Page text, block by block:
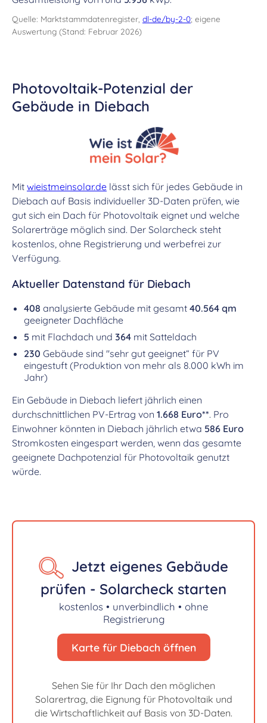
Quelle: Marktstammdatenregister, dl-de/by-2-0; eigene
Auswertung (Stand: Februar 2026)
Photovoltaik-Potenzial der
Gebäude in Diebach
Mit wieistmeinsolar.de lässt sich für jedes Gebäude in
Diebach auf Basis individueller 3D-Daten prüfen, wie
gut sich ein Dach für Photovoltaik eignet und welche
Solarerträge möglich sind. Der Solarcheck steht
kostenlos, ohne Registrierung und werbefrei zur
Verfügung.
Aktueller Datenstand für Diebach
408 analysierte Gebäude mit gesamt 40.564 qm
geeigneter Dachfläche
5 mit Flachdach und 364 mit Satteldach
230 Gebäude sind "sehr gut geeignet“ für PV
eingestuft (Produktion von mehr als 8.000 kWh im
Jahr)
Ein Gebäude in Diebach liefert jährlich einen
durchschnittlichen PV-Ertrag von 1.668 Euro**. Pro
Einwohner könnten in Diebach jährlich etwa 586 Euro
Stromkosten eingespart werden, wenn das gesamte
geeignete Dachpotenzial für Photovoltaik genutzt
würde.
Jetzt eigenes Gebäude
prüfen - Solarcheck starten
kostenlos • unverbindlich • ohne
Registrierung
Karte für Diebach öffnen
Sehen Sie für Ihr Dach den möglichen
Solarertrag, die Eignung für Photovoltaik und
die Wirtschaftlichkeit auf Basis von 3D-Daten.